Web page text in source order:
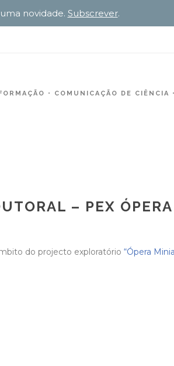
COMUNICAÇÃO DE CIÊNCIA
– PEX
do projecto exploratório “Ópera
novidade. Subscrever.